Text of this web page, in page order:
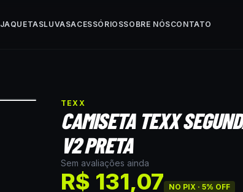
JAQUETASLUVASACESSÓRIOSSOBRE NÓSCONTATO
TEXX
CAMISETA TEXX
V2 PRETA
Sem avaliações ainda
R$ 131,07 NO PIX · 5% OFF